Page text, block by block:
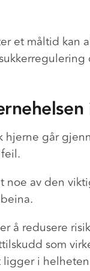
et måltid kan
hjerne går
av den
å redusere
som
ligger i